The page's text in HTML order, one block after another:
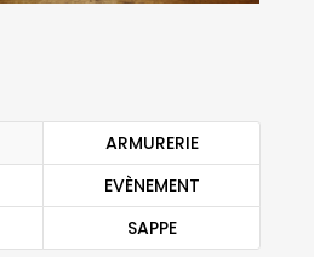
ARMURERIE
EVÈNEMENT
SAPPE